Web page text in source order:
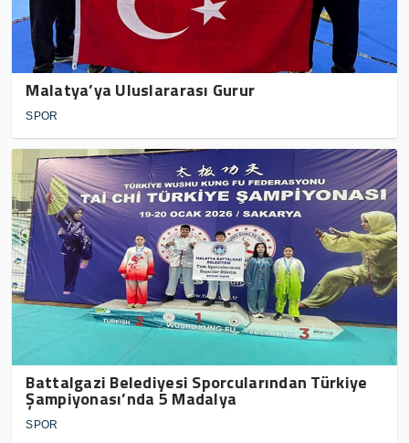
Malatya’ya Uluslararası Gurur
SPOR
Battalgazi Belediyesi Sporcularından Türkiye
Şampiyonası’nda 5 Madalya
SPOR